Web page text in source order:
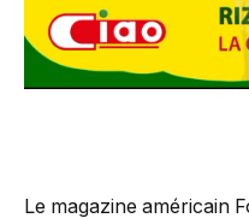
Le magazine américain